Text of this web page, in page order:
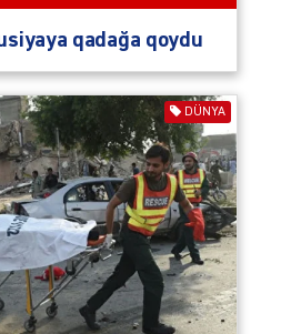
qadağa qoydu
DÜNYA